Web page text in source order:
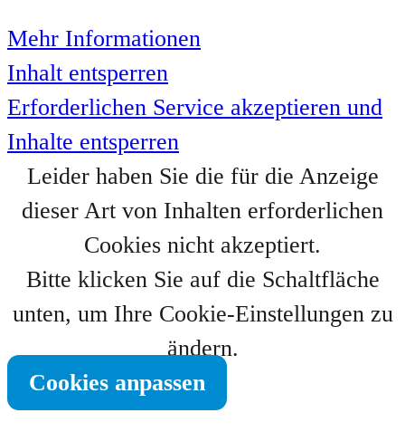
Mehr Informationen
Inhalt entsperren
Erforderlichen Service akzeptieren und
Inhalte entsperren
Leider haben Sie die für die Anzeige
dieser Art von Inhalten erforderlichen
Cookies nicht akzeptiert.
Bitte klicken Sie auf die Schaltfläche
unten, um Ihre Cookie-Einstellungen zu
ändern.
Cookies anpassen